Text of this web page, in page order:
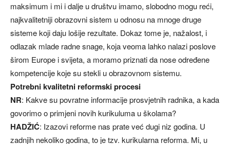
maksimum i mi i dalje u društvu imamo, slobodno mogu reći,
najkvalitetniji obrazovni sistem u odnosu na mnoge druge
sisteme koji daju lošije rezultate. Dokaz tome je, nažalost, i
odlazak mlade radne snage, koja veoma lahko nalazi poslove
širom Europe i svijeta, a moramo priznati da nose određene
kompetencije koje su stekli u obrazovnom sistemu.
Potrebni kvalitetni reformski procesi
NR: Kakve su povratne informacije prosvjetnih radnika, a kada
govorimo o primjeni novih kurikuluma u školama?
HADŽIĆ: Izazovi reforme nas prate već dugi niz godina. U
zadnjih nekoliko godina, to je tzv. kurikularna reforma. Mi, u